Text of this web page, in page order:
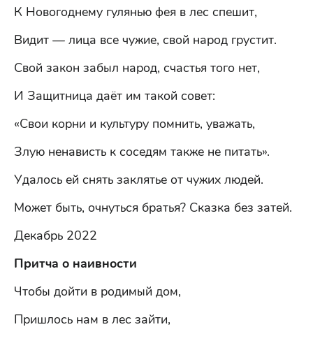
К Новогоднему гулянью фея в лес спешит,
Видит — лица все чужие, свой народ грустит.
Свой закон забыл народ, счастья того нет,
И Защитница даёт им такой совет:
«Свои корни и культуру помнить, уважать,
Злую ненависть к соседям также не питать».
Удалось ей снять заклятье от чужих людей.
Может быть, очнуться братья? Сказка без затей.
Декабрь 2022
Притча о наивности
Чтобы дойти в родимый дом,
Пришлось нам в лес зайти,